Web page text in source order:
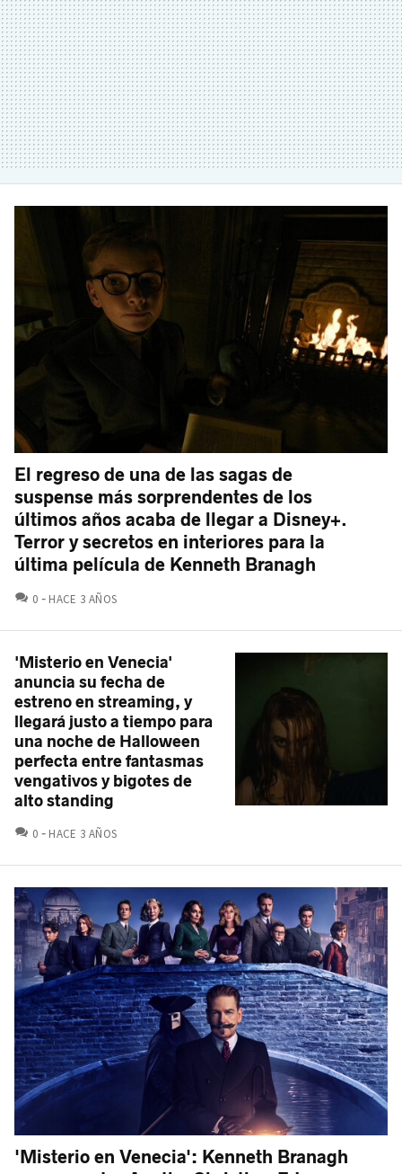
El regreso de una de las sagas de
suspense más sorprendentes de los
últimos años acaba de llegar a Disney+.
Terror y secretos en interiores para la
última película de Kenneth Branagh
0 COMENTARIOS
HACE 3 AÑOS
'Misterio en Venecia'
anuncia su fecha de
estreno en streaming, y
llegará justo a tiempo para
una noche de Halloween
perfecta entre fantasmas
vengativos y bigotes de
alto standing
0 COMENTARIOS
HACE 3 AÑOS
'Misterio en Venecia': Kenneth Branagh